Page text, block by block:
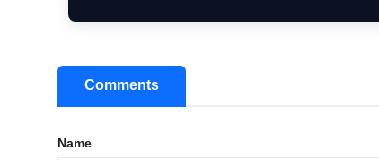
Comments
Name